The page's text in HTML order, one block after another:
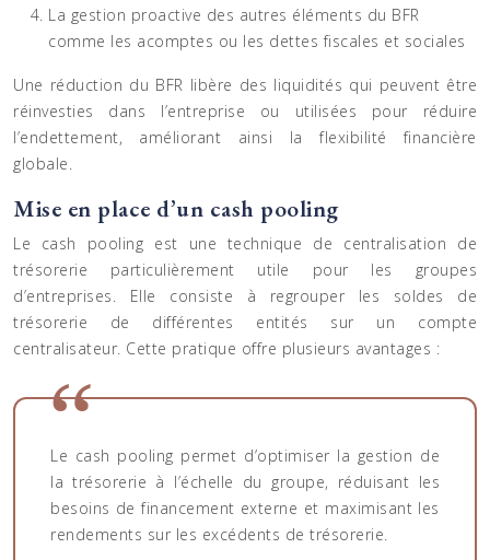
La gestion proactive des autres éléments du BFR
comme les acomptes ou les dettes fiscales et sociales
Une réduction du BFR libère des liquidités qui peuvent être
réinvesties dans l’entreprise ou utilisées pour réduire
l’endettement, améliorant ainsi la flexibilité financière
globale.
Mise en place d’un cash pooling
Le cash pooling est une technique de centralisation de
trésorerie particulièrement utile pour les groupes
d’entreprises. Elle consiste à regrouper les soldes de
trésorerie de différentes entités sur un compte
centralisateur. Cette pratique offre plusieurs avantages :
Le cash pooling permet d’optimiser la gestion de
la trésorerie à l’échelle du groupe, réduisant les
besoins de financement externe et maximisant les
rendements sur les excédents de trésorerie.